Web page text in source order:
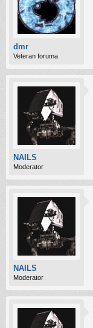
dmr
Veteran foruma
NAILS
Moderator
NAILS
Moderator